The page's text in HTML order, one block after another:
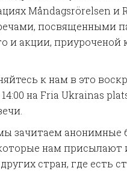
Måndagsrörelsen и
посвященными
и акции, приуроченой
к нам в это
на Fria Ukrainas
зачитаем анонимные
нам присылают
стран, где есть